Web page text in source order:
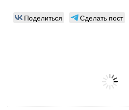
Поделиться Сделать пост